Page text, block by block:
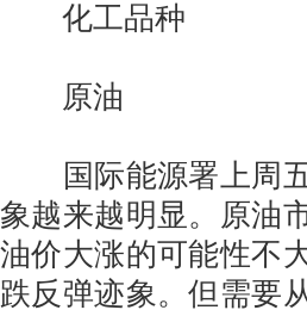
化工品种
原油
国际能源署上周五
象越来越明显。原油
油价大涨的可能性不
跌反弹迹象。但需要